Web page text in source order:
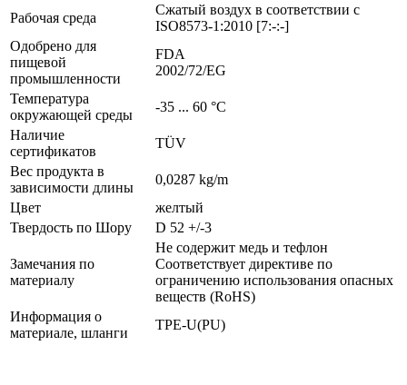
Рабочая среда
Сжатый воздух в соответствии с
ISO8573-1:2010 [7:-:-]
Одобрено для
пищевой
промышленности
FDA
2002/72/EG
Температура
окружающей среды
-35 ... 60 °C
Наличие
сертификатов
TÜV
Вес продукта в
зависимости длины
0,0287 kg/m
Цвет
желтый
Твердость по Шору
D 52 +/-3
Замечания по
материалу
Не содержит медь и тефлон
Соответствует директиве по
ограничению использования опасных
веществ (RoHS)
Информация о
материале, шланги
TPE-U(PU)